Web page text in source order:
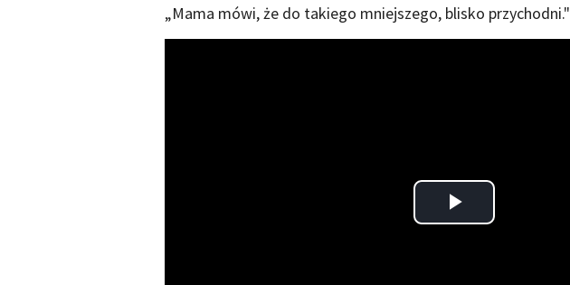
„Mama mówi, że do takiego mniejszego, blisko przychodni."
Play